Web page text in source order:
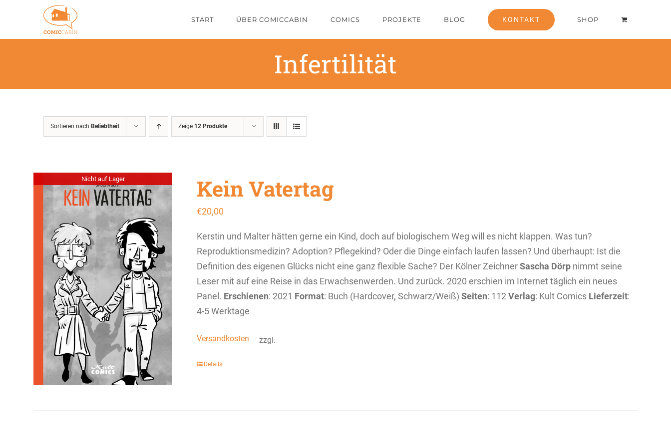
springen
START ÜBER COMICCABIN COMICS PROJEKTE BLOG KONTAKT SHOP
Infertilität
Sortieren nach Beliebtheit Zeige 12 Produkte
Nicht auf Lager Kein Vatertag
€20,00
Kerstin und Malter hätten gerne ein Kind, doch auf biologischem Weg will es nicht klappen. Was tun?
Reproduktionsmedizin? Adoption? Pflegekind? Oder die Dinge einfach laufen lassen? Und überhaupt: Ist die
Definition des eigenen Glücks nicht eine ganz flexible Sache? Der Kölner ZeichnerSascha Dörpnimmt seine
Leser mit auf eine Reise in das Erwachsenwerden. Und zurück. 2020 erschien im Internet täglich ein neues
Panel. Erschienen: 2021 Format: Buch (Hardcover, Schwarz/Weiß) Seiten: 112 Verlag: Kult Comics Lieferzeit:
4-5 Werktage
zzgl.
Versandkosten
Details